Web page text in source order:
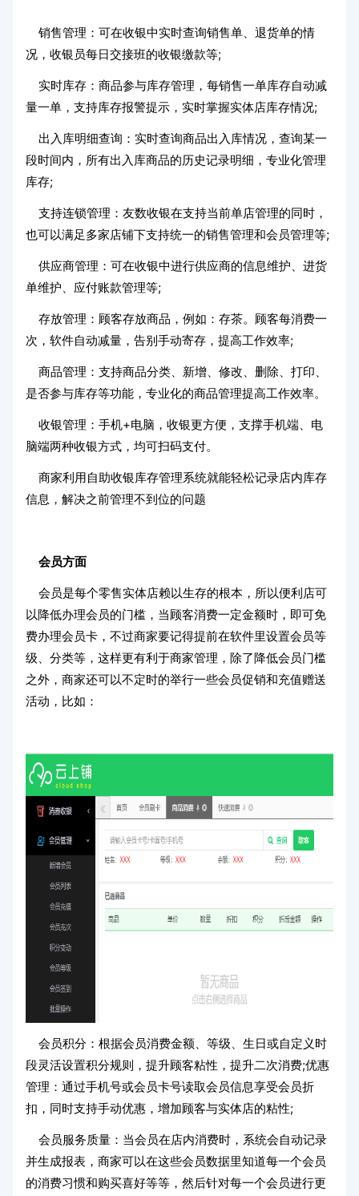
销售管理：可在收银中实时查询销售单、退货单的情
况，收银员每日交接班的收银缴款等;
实时库存：商品参与库存管理，每销售一单库存自动减
量一单，支持库存报警提示，实时掌握实体店库存情况;
出入库明细查询：实时查询商品出入库情况，查询某一
段时间内，所有出入库商品的历史记录明细，专业化管理
库存;
支持连锁管理：友数收银在支持当前单店管理的同时，
也可以满足多家店铺下支持统一的销售管理和会员管理等;
供应商管理：可在收银中进行供应商的信息维护、进货
单维护、应付账款管理等;
存放管理：顾客存放商品，例如：存茶。顾客每消费一
次，软件自动减量，告别手动寄存，提高工作效率;
商品管理：支持商品分类、新增、修改、删除、打印、
是否参与库存等功能，专业化的商品管理提高工作效率。
收银管理：手机+电脑，收银更方便，支撑手机端、电
脑端两种收银方式，均可扫码支付。
商家利用自助收银库存管理系统就能轻松记录店内库存
信息，解决之前管理不到位的问题
会员方面
会员是每个零售实体店赖以生存的根本，所以便利店可
以降低办理会员的门槛，当顾客消费一定金额时，即可免
费办理会员卡，不过商家要记得提前在软件里设置会员等
级、分类等，这样更有利于商家管理，除了降低会员门槛
之外，商家还可以不定时的举行一些会员促销和充值赠送
活动，比如：
会员积分：根据会员消费金额、等级、生日或自定义时
段灵活设置积分规则，提升顾客粘性，提升二次消费;优惠
管理：通过手机号或会员卡号读取会员信息享受会员折
扣，同时支持手动优惠，增加顾客与实体店的粘性;
会员服务质量：当会员在店内消费时，系统会自动记录
并生成报表，商家可以在这些会员数据里知道每一个会员
的消费习惯和购买喜好等等，然后针对每一个会员进行更